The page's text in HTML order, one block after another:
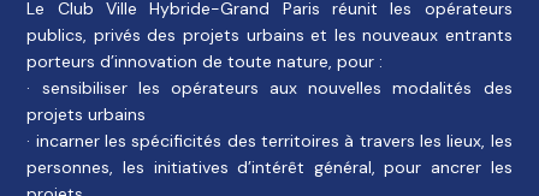
Le Club Ville Hybride-Grand Paris réunit les opérateurs
publics, privés des projets urbains et les nouveaux entrants
porteurs d’innovation de toute nature, pour :
· sensibiliser les opérateurs aux nouvelles modalités des
projets urbains
· incarner les spécificités des territoires à travers les lieux, les
personnes, les initiatives d’intérêt général, pour ancrer les